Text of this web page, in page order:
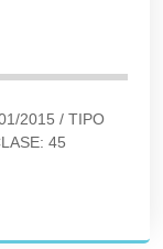
2015 / TIPO
45